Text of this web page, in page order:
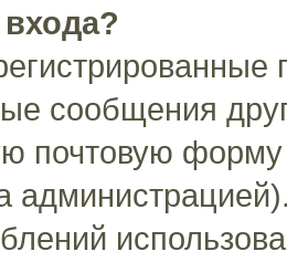
сообщения
почтовую